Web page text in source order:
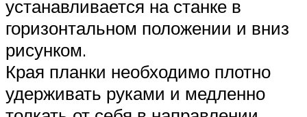
устанавливается на станке в
горизонтальном положении и вниз
рисунком.
Края планки необходимо плотно
удерживать руками и медленно